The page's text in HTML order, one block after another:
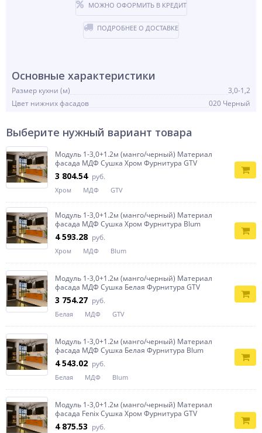
МОЖНО ОФОРМИТЬ В КРЕДИТ
ПОДРОБНЕЕ О ДОСТАВКЕ
Основные характеристики
Размер кухни (м)
3,0-1,2
Цвет нижних фасадов
020 Черный
Выберите нужный вариант товара
Модуль 1-3,0+1.2м (манго/черный) Материал
фасада МДФ Сушка Хром Фурнитура GTV
3 804.54 руб.
Хром МДФ GTV
Модуль 1-3,0+1.2м (манго/черный) Материал
фасада МДФ Сушка Хром Фурнитура Blum
4 593.28 руб.
Хром МДФ Blum
Модуль 1-3,0+1.2м (манго/черный) Материал
фасада МДФ Сушка Белая Фурнитура GTV
3 754.27 руб.
Белая МДФ GTV
Модуль 1-3,0+1.2м (манго/черный) Материал
фасада МДФ Сушка Белая Фурнитура Blum
4 543.02 руб.
Белая МДФ Blum
Модуль 1-3,0+1.2м (манго/черный) Материал
фасада Fenix Сушка Хром Фурнитура GTV
4 875.53 руб.